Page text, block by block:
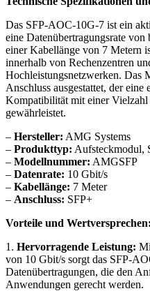
Das SFP-AOC-10G-7 ist ein
eine Datenübertragungsrate
einer Kabellänge von 7 Metern
innerhalb von Rechenzentren
Hochleistungsnetzwerken. Das
Anschluss ausgestattet, der
Kompatibilität mit einer
gewährleistet.
– Hersteller: AMG Systems
– Produkttyp: Aufsteckmodul,
– Modellnummer: AMGSFP
– Datenrate: 10 Gbit/s
– Kabellänge: 7 Meter
– Anschluss: SFP+
Vorteile und Wertversprechen:
1. Hervorragende Leistung:
von 10 Gbit/s sorgt das SFP-
Datenübertragungen, die den
Anwendungen gerecht werden.